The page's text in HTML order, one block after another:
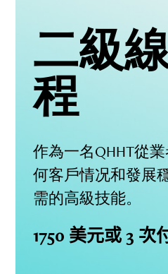
二級
程
作為一名QHHT從
何客戶情况和發展
需的高級技能。
1750 美元或 3 次